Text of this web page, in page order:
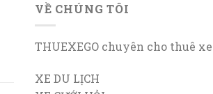
VỀ CHÚNG TÔI
THUEXEGO chuyên cho thuê
XE DU LỊCH